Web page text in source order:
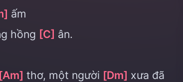
ấm
hồng [C] ân.
[Am] thơ, một người [Dm] xưa đã